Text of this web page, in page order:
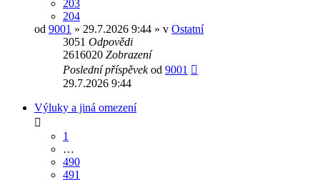
203
204
od 9001 » 29.7.2026 9:44 » v Ostatní
3051 Odpovědi
2616020 Zobrazení
Poslední příspěvekod 9001
29.7.2026 9:44
Výluky a jiná omezení
1
…
490
491